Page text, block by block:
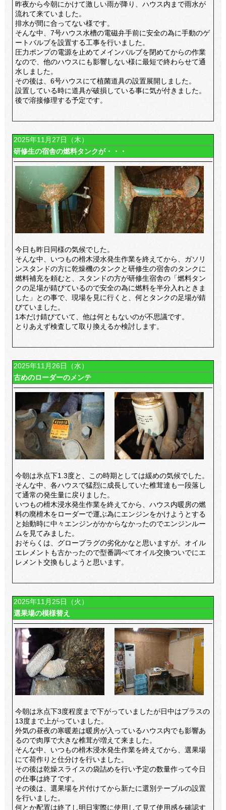
昨夜から今朝にかけて激しい雨が降り、ハウス内まで雨水が
流れて来ていました。
排水が間に合ってない様です。
そんな中、7号ハウス水槽の電磁弁手前に安全の為に手動のゲ
ートバルブを設置する工事を行いました。
圧力ポンプの電源を止めてメインバルブを閉めてからの作業
なので、他のハウスにも影響しない様に最短で終わらせて通
水しました。
その後は、6号ハウスにて植菌道具の設置展開しました。
設置している時に道具が破損している事に気が付きました。
後で溶接修理する予定です。
2025年11月27日（木）
研修生の宿舎の燃料タンクが・・・
今日も昨日同様の気候でした。
そんな中、いつもの榾木浸水発生作業を終えてから、ガソリ
ンスタンドの方に乾燥機のタンクと研修生の宿舎のタンクに
燃料補充を頼むと、スタンドの方が研修生宿舎の「燃料タン
クの足場が錆びているので安全の為に燃料を半分入れときま
した」との事で、現場を見に行くと、何とタンクの足場が錆
びていました。
1本だけ錆びていて、他は何ともないのが不思議です。
とりあえず検査して取り換えるか検討します。
2025年11月26日（水）
古めのローダーのメンテ
今朝は氷点下1.3度と、この時期としては緩めの気候でした。
そんな中、各ハウスで猛烈に成長していた椎茸達も一段落し
て通常の発生量に戻りました。
いつもの榾木浸水発生作業を終えてから、ハウス内暖房の燃
料の廃榾木をローダーで運ぶ為にエンジンをかけようとする
と始動時に中々エンジンがかからなかったのでエンジンルー
ムを見てみました。
おそらくは、グロープラグの劣化かなと思いますが。オイル
エレメントも古かったので型番調べてオイル交換ついでにエ
レメント交換もしようと思います。
2025年11月25日（火）
選果場の模様替え
今朝は氷点下3度程度まで下がっていましたが日中はプラスの
13度まで上がっていました。
外気の昼夜の寒暖差は暖房が入っているハウス内でも影響あ
るので肉厚で大きな椎茸が増えて来ました。
そんな中、いつもの榾木浸水発生作業を終えてから、選果場
にて荷作りと仕分けを行いました。
その後は乾燥スライスの袋詰めを行い予定の数量作って今日
の仕事は終了です。
その後は、選果場を片付けてから新たに選別テーブルの設置
を行いました。
何とか配置は終了し明日実際に使用して見て使用感を確認す